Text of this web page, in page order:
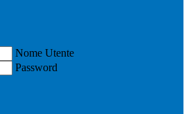
Nome Utente
Password